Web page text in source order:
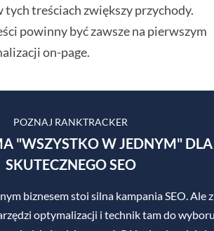
tych treściach zwiększy przychody.
powinny być zawsze na pierwszym
on-page.
POZNAJ RANKTRACKER
"WSZYSTKO W JEDNYM" DLA
SKUTECZNEGO SEO
biznesem stoi silna kampania SEO. Ale z
optymalizacji i technik tam do